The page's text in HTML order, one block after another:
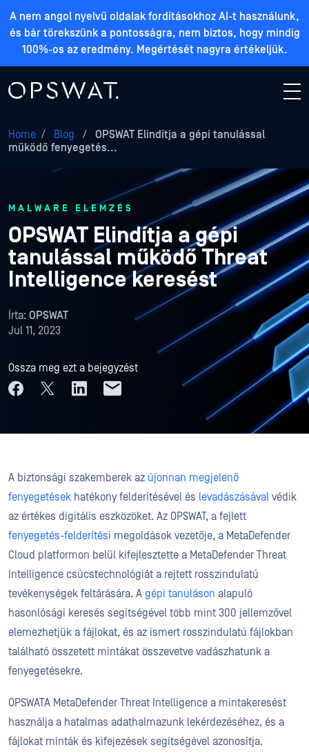
A nem angol nyelvű oldalak fordításokhoz AI-t használunk,
és bár törekszünk a pontosságra, nem biztos, hogy mindig
100%-os az eredmény. Megértését nagyra értékeljük.
Home / Blog /
OPSWAT Elindítja a gépi tanulással
működő fenyegetés...
MALWARE ELEMZÉS
OPSWAT Elindítja a gépi
tanulással működő Threat
Intelligence keresést
Írta: OPSWAT
Jul 11, 2023
Ossza meg ezt a bejegyzést
A biztonsági szakemberek az újonnan megjelenő
fenyegetések hatékony felderítésével és levadászásával védik
az értékes digitális eszközöket. Az OPSWAT, a fejlett
fenyegetés-felderítési megoldások vezetője, a MetaDefender
Cloud platformon belül kifejlesztette a MetaDefender Threat
Intelligence csúcstechnológiát a rejtett rosszindulatú
tevékenységek feltárására. A gépi tanuláson alapuló
hasonlósági keresés segítségével több mint 300 jellemzővel
elemezhetjük a fájlokat, és az ismert rosszindulatú fájlokban
található összetett mintákat összevetve vadászhatunk a
fenyegetésekre.
OPSWATA MetaDefender Threat Intelligence a mintakeresést
használja a hatalmas adathalmazunk lekérdezéséhez, és a
fájlokat minták és kifejezések segítségével azonosítja.